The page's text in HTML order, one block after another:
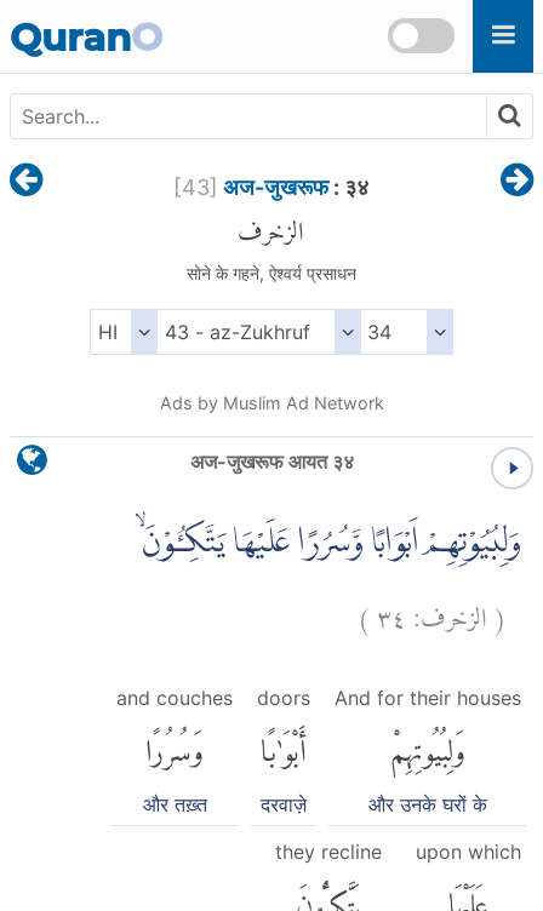
QuranO
[43] अज-जुखरूफ: ३४
الزخرف
सोने के गहने, ऐश्वर्य प्रसाधन
Ads by Muslim Ad Network
अज-जुखरूफ आयत ३४
وَلِبُيُوْتِهِمْ اَبْوَابًا وَّسُرُرًا عَلَيْهَا يَتَّكِـُٔوْنَۙ
(الزخرف: ٣٤)
And for their houses
وَلِبُيُوتِهِمْ
और उनके घरों के
doors
أَبْوَٰبًا
दरवाज़े
and couches
وَسُرُرًا
और तख़्त
upon which
they recline